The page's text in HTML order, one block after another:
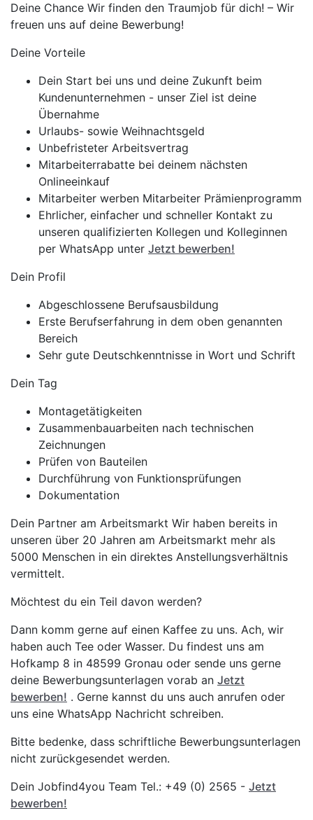
Deine Chance Wir finden den Traumjob für dich! – Wir
freuen uns auf deine Bewerbung!
Deine Vorteile
Dein Start bei uns und deine Zukunft beim
Kundenunternehmen - unser Ziel ist deine
Übernahme
Urlaubs- sowie Weihnachtsgeld
Unbefristeter Arbeitsvertrag
Mitarbeiterrabatte bei deinem nächsten
Onlineeinkauf
Mitarbeiter werben Mitarbeiter Prämienprogramm
Ehrlicher, einfacher und schneller Kontakt zu
unseren qualifizierten Kollegen und Kolleginnen
per WhatsApp unter Jetzt bewerben!
Dein Profil
Abgeschlossene Berufsausbildung
Erste Berufserfahrung in dem oben genannten
Bereich
Sehr gute Deutschkenntnisse in Wort und Schrift
Dein Tag
Montagetätigkeiten
Zusammenbauarbeiten nach technischen
Zeichnungen
Prüfen von Bauteilen
Durchführung von Funktionsprüfungen
Dokumentation
Dein Partner am Arbeitsmarkt Wir haben bereits in
unseren über 20 Jahren am Arbeitsmarkt mehr als
5000 Menschen in ein direktes Anstellungsverhältnis
vermittelt.
Möchtest du ein Teil davon werden?
Dann komm gerne auf einen Kaffee zu uns. Ach, wir
haben auch Tee oder Wasser. Du findest uns am
Hofkamp 8 in 48599 Gronau oder sende uns gerne
deine Bewerbungsunterlagen vorab an Jetzt
bewerben! . Gerne kannst du uns auch anrufen oder
uns eine WhatsApp Nachricht schreiben.
Bitte bedenke, dass schriftliche Bewerbungsunterlagen
nicht zurückgesendet werden.
Dein Jobfind4you Team Tel.: +49 (0) 2565 - Jetzt
bewerben!